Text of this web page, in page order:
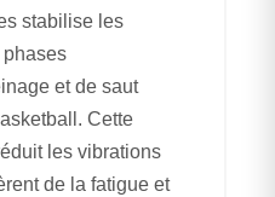
stabilise les
et de saut
Cette
les vibrations
de la fatigue et